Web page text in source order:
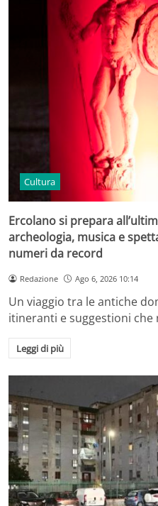
Cultura
Ercolano si prepara
archeologia, musica e
numeri da record
Redazione Ago 6, 2026 10:14
Un viaggio tra le antiche
itineranti e suggestioni
Leggi di più